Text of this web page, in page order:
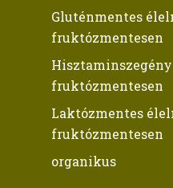
Gluténmentes
fruktózmentesen
fruktózmentesen
Laktózmentes
fruktózmentesen
organikus